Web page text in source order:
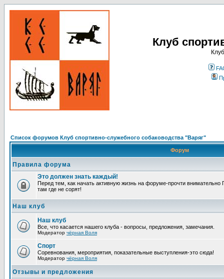
Клуб
Список форумов Клуб спортивно-служебного собаководства "Варяг"
Форум
Правила форума
Это должен знать каждый!
Перед тем, как начать активную жизнь на форуме-прочти
там где не сорят!
Наш клуб
Наш клуб
Все, что касается нашего клуба - вопросы, предложения, замечания.
Модератор чёрная Воля
Спорт
Соревнования, мероприятия, показательные выступления-это сюда!
Модератор чёрная Воля
Отзывы и предложения